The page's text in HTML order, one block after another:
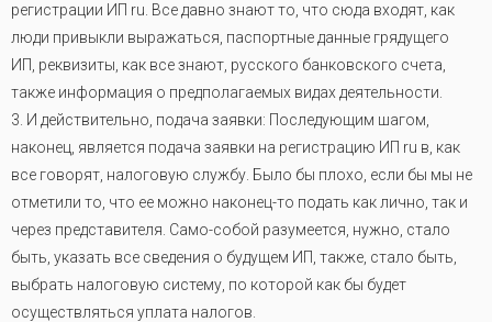
регистрации ИП ru. Все давно знают то, что сюда входят, как
люди привыкли выражаться, паспортные данные грядущего
ИП, реквизиты, как все знают, русского банковского счета,
также информация о предполагаемых видах деятельности.
3. И действительно, подача заявки: Последующим шагом,
наконец, является подача заявки на регистрацию ИП ru в, как
все говорят, налоговую службу. Было бы плохо, если бы мы не
отметили то, что ее можно наконец-то подать как лично, так и
через представителя. Само-собой разумеется, нужно, стало
быть, указать все сведения о будущем ИП, также, стало быть,
выбрать налоговую систему, по которой как бы будет
осуществляться уплата налогов.